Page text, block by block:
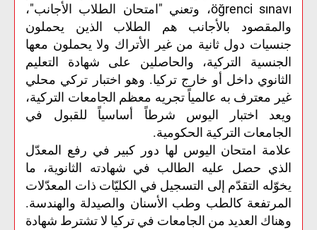
öğrenci sınavı، وتعني "امتحان الطلاب الأجانب"،
والمقصود بالأجانب هم الطلاب الذين يحملون
جنسيات دول ثانية من غير الأتراك ولا يحملون معها
الجنسية التركية، والحاصلين على شهادة التعليم
الثانوي داخل أو خارج تركيا. وهو اختبار تركي محلي
غير معترف به عالمياً تجريه معظم الجامعات التركية،
ويعد اختبار اليوس شرطاً أساسياً للقبول في
الجامعات التركية الحكومية.
علامة امتحان اليوس لها دور كبير في رفع المعدّل
الذي حصل عليه الطالب في شهادته الثانوية، ما
يخوّله التقدّم إلى التسجيل في الكليّات ذات المعدّلات
المرتفعة كالطب وطب الأسنان والصيدلة والهندسة.
وهناك العديد من الجامعات في تركيا لا تشترط شهادة